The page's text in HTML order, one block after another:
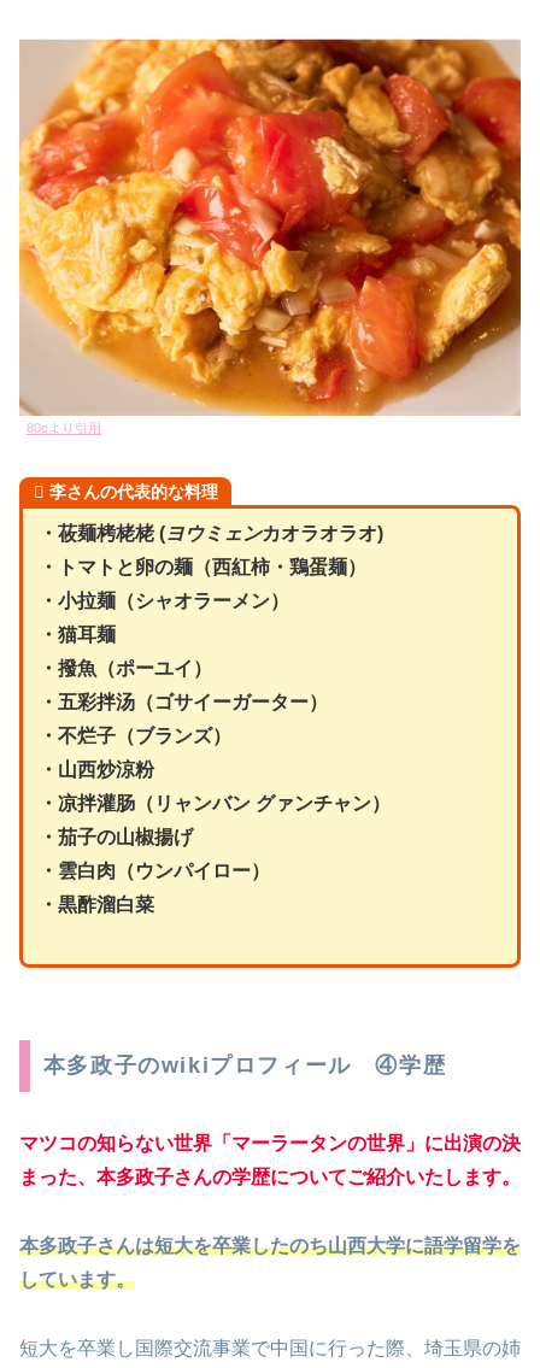
80cより引用
李さんの代表的な料理
・莜麺栲栳栳 (ヨウミェンカオラオラオ)
・トマトと卵の麺（西紅柿・鶏蛋麺）
・小拉麺（シャオラーメン）
・猫耳麺
・撥魚（ポーユイ）
・五彩拌汤（ゴサイーガーター）
・不烂子（ブランズ）
・山西炒涼粉
・凉拌灌肠（リャンバン グァンチャン）
・茄子の山椒揚げ
・雲白肉（ウンパイロー）
・黒酢溜白菜
本多政子のwikiプロフィール ④学歴
マツコの知らない世界「マーラータンの世界」に出演の決
まった、本多政子さんの学歴についてご紹介いたします。
本多政子さんは短大を卒業したのち山西大学に語学留学を
しています。
短大を卒業し国際交流事業で中国に行った際、埼玉県の姉